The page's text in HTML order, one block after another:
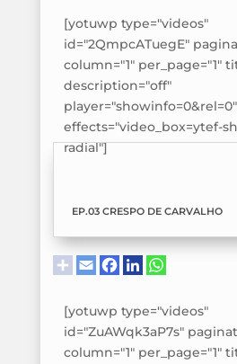
[yotuwp type="videos"
id="2QmpcATuegE"
column="1" per_page="1"
description="off"
player="showinfo=0&rel=0"
effects="video_box=ytef-
radial"]
EP.03 CRESPO DE CARVALHO
[yotuwp type="videos"
id="ZuAWqk3aP7s"
column="1" per_page="1"